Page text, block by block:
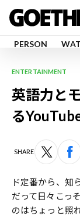
PERSON
ENTERTAINMENT
英語力と
る
SHARE
ド定番から、知
だって日々こっ
のはちょっと照